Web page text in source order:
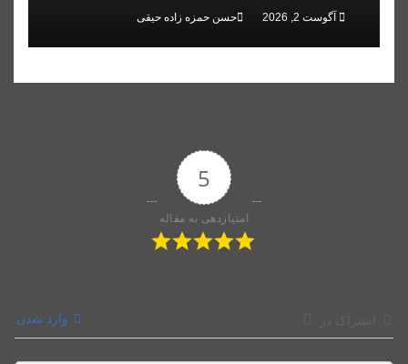
ملی در البرز
آگوست 2, 2026 حسن حمزه زاده حیقی
5
امتیازدهی به مقاله
وارد شدن